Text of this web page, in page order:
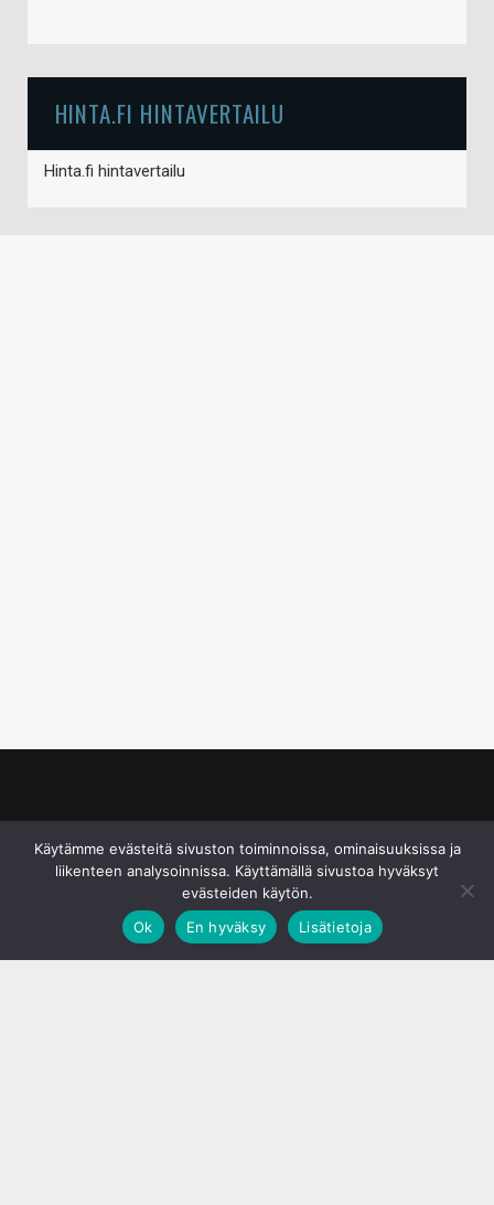
HINTA.FI HINTAVERTAILU
Hinta.fi hintavertailu
Käytämme evästeitä sivuston toiminnoissa, ominaisuuksissa ja
liikenteen analysoinnissa. Käyttämällä sivustoa hyväksyt
evästeiden käytön.
Ok
En hyväksy Lisätietoja